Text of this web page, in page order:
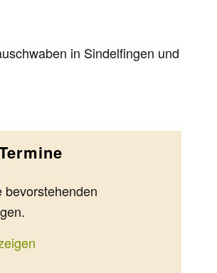
in Sindelfingen und
bevorstehenden